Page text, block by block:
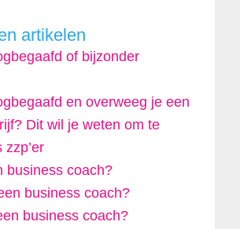
artikelen
of bijzonder
en overweeg je een
Dit wil je weten om te
zzp’er
business coach?
business coach?
business coach?